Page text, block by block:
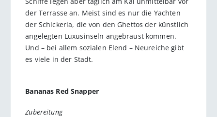
der Terrasse an. Meist sind es nur die Yachten
der Schickeria, die von den Ghettos der künstlich
angelegten Luxusinseln angebraust kommen.
Und – bei allem sozialen Elend – Neureiche gibt
es viele in der Stadt.
Bananas Red Snapper
Zubereitung